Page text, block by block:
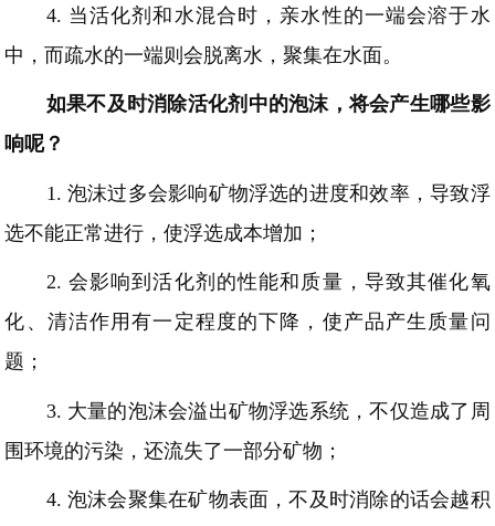
4. 当活化剂和水混合时，亲水性的一端会溶于水
中，而疏水的一端则会脱离水，聚集在水面。
如果不及时消除活化剂中的泡沫，将会产生哪些影
响呢？
1.泡沫过多会影响矿物浮选的进度和效率，导致浮
选不能正常进行，使浮选成本增加；
2. 会影响到活化剂的性能和质量，导致其催化氧
化、清洁作用有一定程度的下降，使产品产生质量问
题；
3. 大量的泡沫会溢出矿物浮选系统，不仅造成了周
围环境的污染，还流失了一部分矿物；
4.泡沫会聚集在矿物表面，不及时消除的话会越积